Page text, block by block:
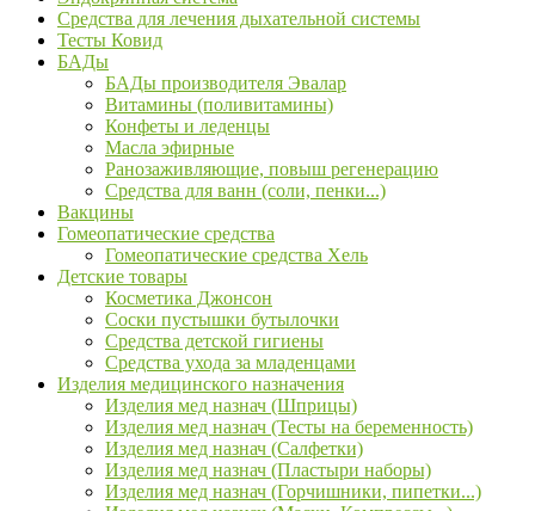
Средства для лечения дыхательной системы
Тесты Ковид
БАДы
БАДы производителя Эвалар
Витамины (поливитамины)
Конфеты и леденцы
Масла эфирные
Ранозаживляющие, повыш регенерацию
Средства для ванн (соли, пенки...)
Вакцины
Гомеопатические средства
Гомеопатические средства Хель
Детские товары
Косметика Джонсон
Соски пустышки бутылочки
Средства детской гигиены
Средства ухода за младенцами
Изделия медицинского назначения
Изделия мед назнач (Шприцы)
Изделия мед назнач (Тесты на беременность)
Изделия мед назнач (Салфетки)
Изделия мед назнач (Пластыри наборы)
Изделия мед назнач (Горчишники, пипетки...)